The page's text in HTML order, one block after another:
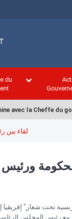
du
la Cheffe du
لقاء بين
تحت شعار" إفريقيا
اليوم الثلاثاء 12 ماي